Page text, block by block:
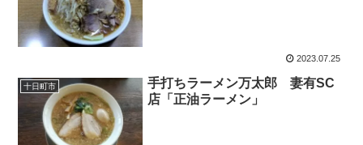
2023.07.25
十日町市
手打ちラーメン万太郎 妻有SC
店「正油ラーメン」